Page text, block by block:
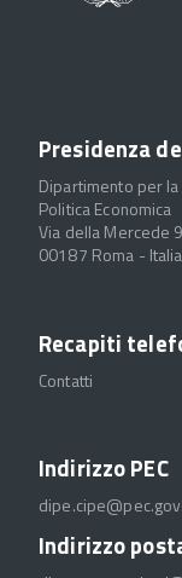
Presidenza
Dipartimento per
Politica Economica
Via della Mercede 9
00187 Roma - Italia
Recapiti
Contatti
Indirizzo PEC
Indirizzo